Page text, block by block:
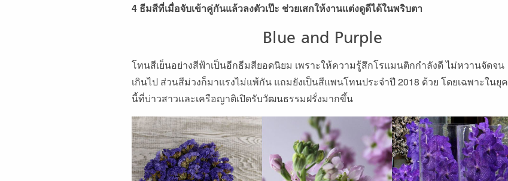
4 ธีมสีที่เมื่อจับเข้าคู่กันแล้วลงตัวเป๊ะ ช่วยเสกให้งานแต่งดูดีได้ในพริบตา
Blue and Purple
โทนสีเย็นอย่างสีฟ้าเป็นอีกธีมสียอดนิยม เพราะให้ความรู้สึกโรแมนติกกำลังดี ไม่หวานจัดจน
เกินไป ส่วนสีม่วงก็มาแรงไม่แพ้กัน แถมยังเป็นสีแพนโทนประจำปี 2018 ด้วย โดยเฉพาะในยุค
นี้ที่บ่าวสาวและเครือญาติเปิดรับวัฒนธรรมฝรั่งมากขึ้น